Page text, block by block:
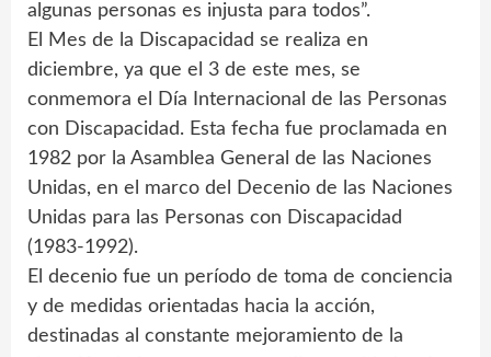
algunas personas es injusta para todos”.
El Mes de la Discapacidad se realiza en
diciembre, ya que el 3 de este mes, se
conmemora el Día Internacional de las Personas
con Discapacidad. Esta fecha fue proclamada en
1982 por la Asamblea General de las Naciones
Unidas, en el marco del Decenio de las Naciones
Unidas para las Personas con Discapacidad
(1983-1992).
El decenio fue un período de toma de conciencia
y de medidas orientadas hacia la acción,
destinadas al constante mejoramiento de la